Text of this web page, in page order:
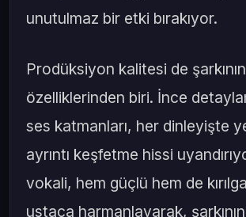
unutulmaz bir etki bırakıyor.
Prodüksiyon kalitesi de
özelliklerinden biri. İnce
ses katmanları, her dinleyişte
ayrıntı keşfetme hissi
vokali, hem güçlü hem de
ustaca harmanlayarak,